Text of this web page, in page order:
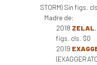
STORM) Sin figs.
Madre de:
2018 ZELAL
figs. cls. $0
2019